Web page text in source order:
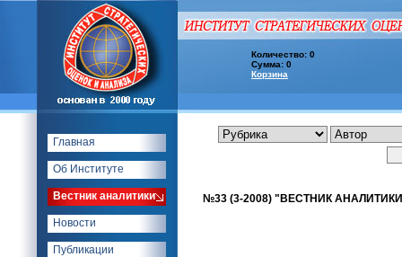
Количество: 0
Сумма: 0
Корзина
Главная
Об Институте
Вестник аналитики
Новости
Публикации
№33 (3-2008) "ВЕСТНИК